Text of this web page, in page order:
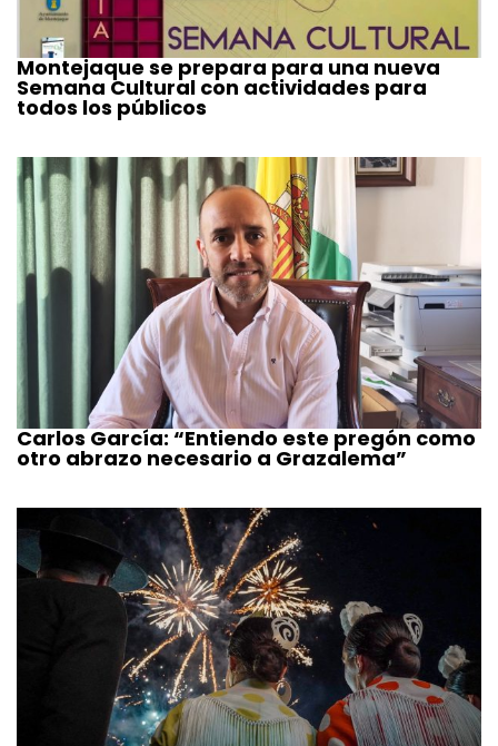
Montejaque se prepara para una nueva
Semana Cultural con actividades para
todos los públicos
Carlos García: “Entiendo este pregón como
otro abrazo necesario a Grazalema”